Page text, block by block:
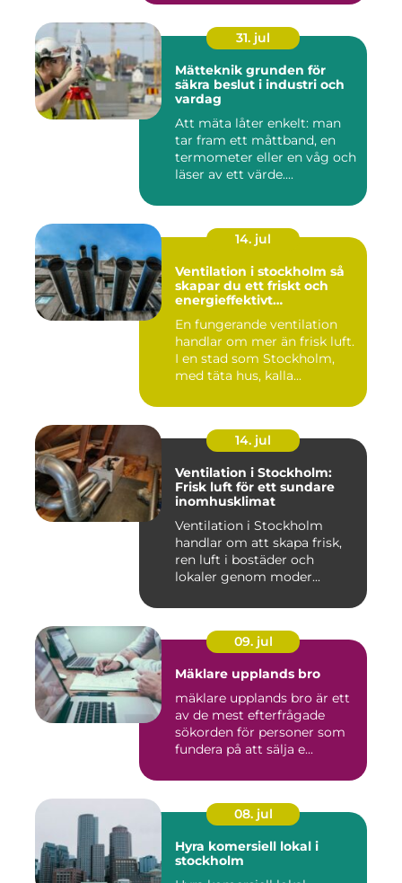
31. jul
Mätteknik grunden för
säkra beslut i industri och
vardag
Att mäta låter enkelt: man
tar fram ett måttband, en
termometer eller en våg och
läser av ett värde....
14. jul
Ventilation i stockholm så
skapar du ett friskt och
energieffektivt
En fungerande ventilation
handlar om mer än frisk luft.
I en stad som Stockholm,
med täta hus, kalla...
14. jul
Ventilation i Stockholm:
Frisk luft för ett sundare
inomhusklimat
Ventilation i Stockholm
handlar om att skapa frisk,
ren luft i bostäder och
lokaler genom moder...
09. jul
Mäklare upplands bro
mäklare upplands bro är ett
av de mest efterfrågade
sökorden för personer som
fundera på att sälja e...
08. jul
Hyra komersiell lokal i
stockholm